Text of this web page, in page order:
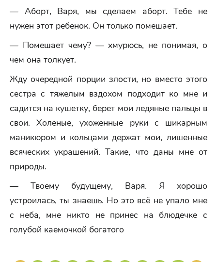
— Аборт, Варя, мы сделаем аборт. Тебе не
нужен этот ребенок. Он только помешает.
— Помешает чему? — хмурюсь, не понимая, о
чем она толкует.
Жду очередной порции злости, но вместо этого
сестра с тяжелым вздохом подходит ко мне и
садится на кушетку, берет мои ледяные пальцы в
свои. Холеные, ухоженные руки с шикарным
маникюром и кольцами держат мои, лишенные
всяческих украшений. Такие, что даны мне от
природы.
— Твоему будущему, Варя. Я хорошо
устроилась, ты знаешь. Но это всё не упало мне
с неба, мне никто не принес на блюдечке с
голубой каемочкой богатого